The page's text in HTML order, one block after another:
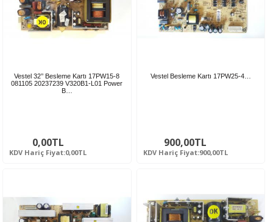
Vestel 32’’ Besleme Kartı 17PW15-8
081105 20237239 V320B1-L01 Power
B…
0,00TL
KDV Hariç Fiyat:0,00TL
Vestel Besleme Kartı 17PW25-4…
900,00TL
KDV Hariç Fiyat:900,00TL